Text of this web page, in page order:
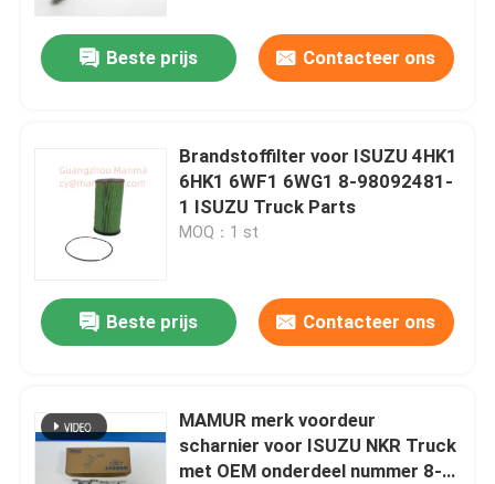
Beste prijs Contacteer ons
Brandstoffilter voor ISUZU 4HK1
6HK1 6WF1 6WG1 8-98092481-
1 ISUZU Truck Parts
MOQ：1 st
Beste prijs Contacteer ons
MAMUR merk voordeur
scharnier voor ISUZU NKR Truck
met OEM onderdeel nummer 8-